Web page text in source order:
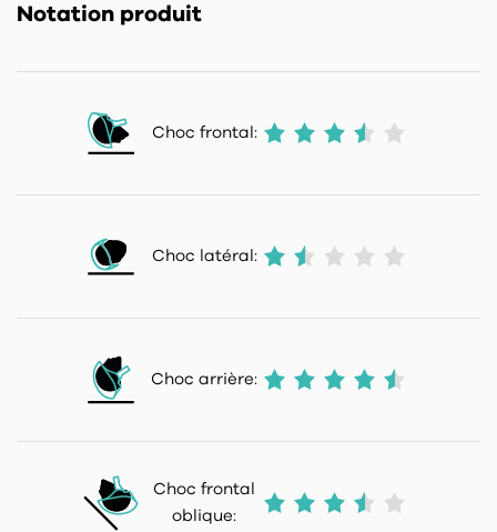
Notation produit
Choc frontal:
Choc latéral:
Choc arrière:
Choc frontal
oblique: